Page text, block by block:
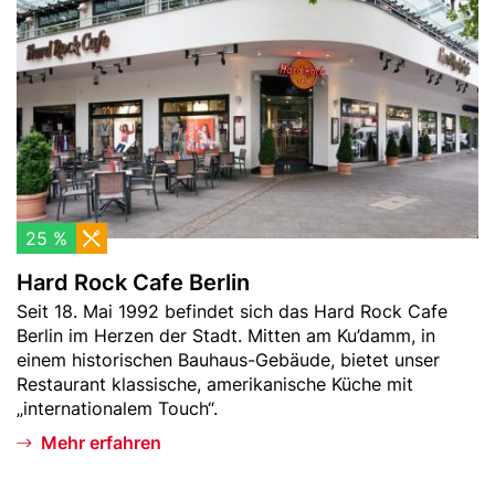
S
e
i
e
r
t
d
R
o
c
k
C
a
f
B
e
r
l
i
n
r
k
e
n
25 %
Hard Rock Cafe Berlin
Teaser
-
Text
Seit 18. Mai 1992 befindet sich das Hard Rock Cafe
Berlin im Herzen der Stadt. Mitten am Ku’damm, in
einem historischen Bauhaus-Gebäude, bietet unser
Restaurant klassische, amerikanische Küche mit
„internationalem Touch“.
Mehr erfahren